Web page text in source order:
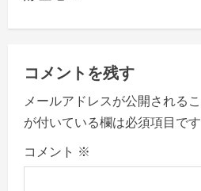
i
g
a
t
i
コメントを残す
メールアドレスが公開される
が付いている欄は必須項目です
コメント ※